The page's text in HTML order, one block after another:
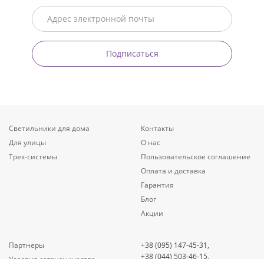
Подписаться
Светильники для дома
Для улицы
Трек-системы
Контакты
О нас
Пользовательское соглашение
Оплата и доставка
Гарантия
Блог
Акции
Партнеры
+38 (095) 147-45-31,
+38 (044) 503-46-15,